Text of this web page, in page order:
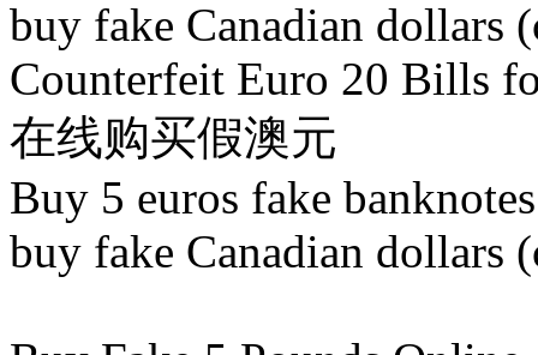
buy fake Canadian dollars
Counterfeit Euro 20 Bills
在线购买假澳元​
Buy 5 euros fake banknotes​
buy fake Canadian dollars